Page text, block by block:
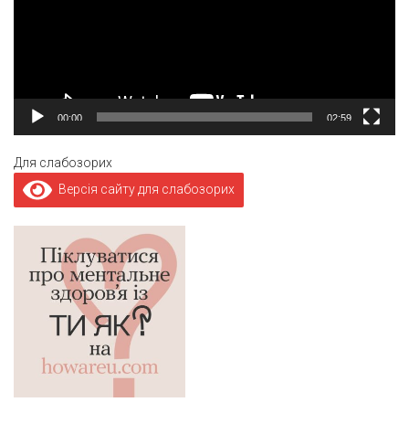
00:00 02:59
Для слабозорих
Версія сайту для слабозорих